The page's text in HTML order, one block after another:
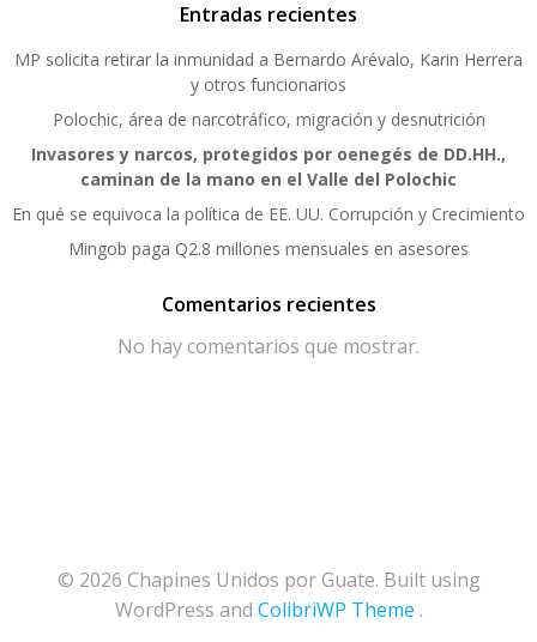
Entradas recientes
MP solicita retirar la inmunidad a Bernardo Arévalo, Karin Herrera
y otros funcionarios
Polochic, área de narcotráfico, migración y desnutrición
Invasores y narcos, protegidos por oenegés de DD.HH.,
caminan de la mano en el Valle del Polochic
En qué se equivoca la política de EE. UU. Corrupción y Crecimiento
Mingob paga Q2.8 millones mensuales en asesores
Comentarios recientes
No hay comentarios que mostrar.
© 2026 Chapines Unidos por Guate. Built using
WordPress and ColibriWP Theme .